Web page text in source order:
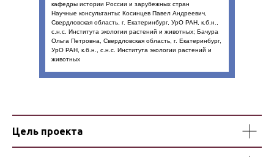
кафедры истории России и зарубежных стран
Научные консультанты: Косинцев Павел Андреевич,
Свердловская область, г. Екатеринбург, УрО РАН, к.б.н.,
с.н.с. Института экологии растений и животных; Бачура
Ольга Петровна, Свердловская область, г. Екатеринбург,
УрО РАН, к.б.н., с.н.с. Института экологии растений и
животных
Цель проекта